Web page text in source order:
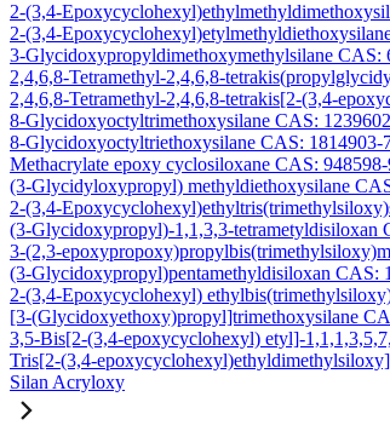
2-(3,4-
2-(3,4-
3-Glycidoxypropyldimethoxymethylsilane CAS:
2,4,6,8-Tetramethyl-2,4,6,8-
2,4,6,8-Tetramethyl-2,4,6,8-tetrakis[2-(3,4-
8-Glycidoxyoctyltrimethoxysilane CAS:
8-Glycidoxyoctyltriethoxysilane CAS: 1814903-
Methacrylate epoxy cyclosiloxane CAS:
(3-Glycidyloxypropyl) methyldiethoxysilane
2-(3,4-
(3-Glycidoxypropyl)-1,1,3,3-tetrametyldisiloxan
3-(2,3-
(3-Glycidoxypropyl)pentamethyldisiloxan CAS:
2-(3,4-Epoxycyclohexyl)
[3-(Glycidoxyethoxy)propyl]trimethoxysilane
3,5-Bis[2-(3,4-epoxycyclohexyl) etyl]-
Tris[2-(3,4-
Silan Acryloxy